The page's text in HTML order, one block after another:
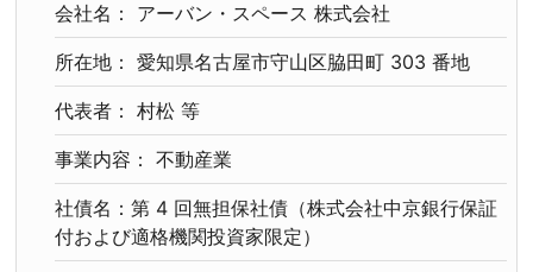
会社名： アーバン・スペース 株式会社
所在地： 愛知県名古屋市守山区脇田町 303 番地
代表者： 村松 等
事業内容： 不動産業
社債名：第 4 回無担保社債（株式会社中京銀行保証
付および適格機関投資家限定）